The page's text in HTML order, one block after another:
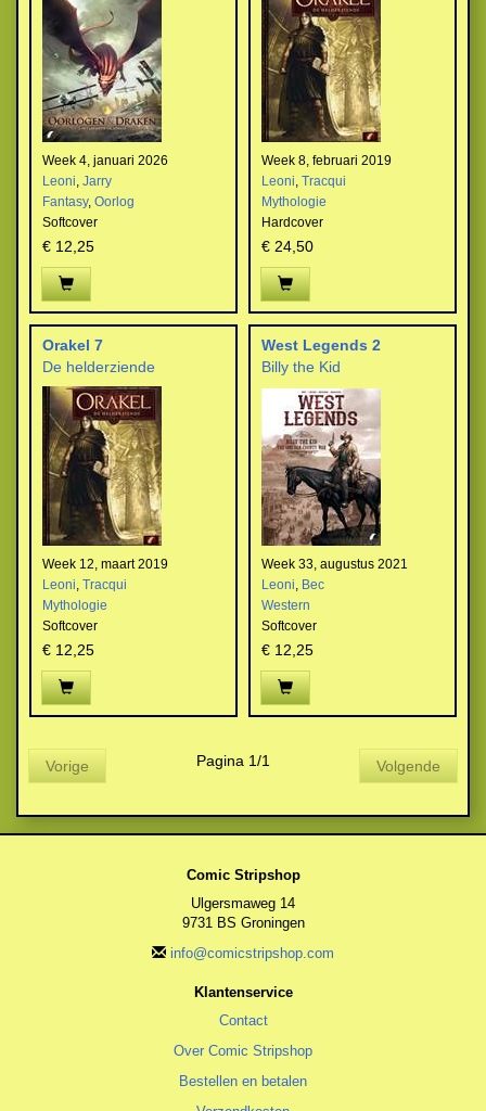
Week 4, januari 2026
Leoni, Jarry
Fantasy, Oorlog
Softcover
€ 12,25
Week 8, februari 2019
Leoni, Tracqui
Mythologie
Hardcover
€ 24,50
Orakel 7
De helderziende
Week 12, maart 2019
Leoni, Tracqui
Mythologie
Softcover
€ 12,25
West Legends 2
Billy the Kid
Week 33, augustus 2021
Leoni, Bec
Western
Softcover
€ 12,25
Vorige Pagina 1/1 Volgende
Comic Stripshop
Ulgersmaweg 14
9731 BS Groningen
info@comicstripshop.com
Klantenservice
Contact
Over Comic Stripshop
Bestellen en betalen